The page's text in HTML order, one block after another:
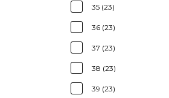
35 (23)
36 (23)
37 (23)
38 (23)
39 (23)